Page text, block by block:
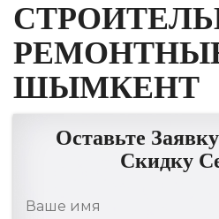
ШЫМКЕНТ
Оставьте
Скидку